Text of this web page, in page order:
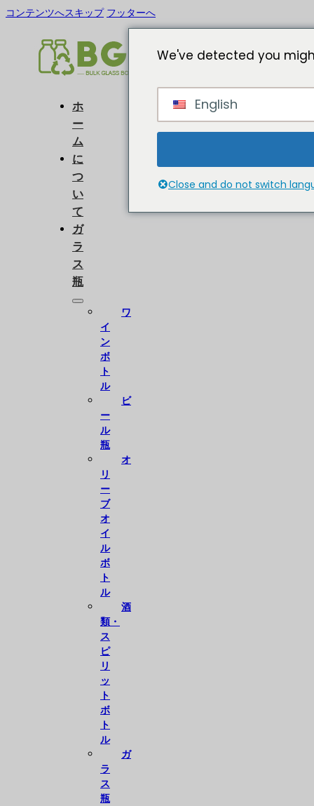
コンテンツへスキップ フッターへ
ホ
ー
ム
に
つ
い
て
ガ
ラ
ス
瓶
ワ
イ
ン
ボ
ト
ル
ビ
ー
ル
瓶
オ
リ
ー
ブ
オ
イ
ル
ボ
ト
ル
酒
類・
ス
ピ
リ
ッ
ト
ボ
ト
ル
ガ
ラ
ス
瓶
We've detected you
English
Close and do not switch